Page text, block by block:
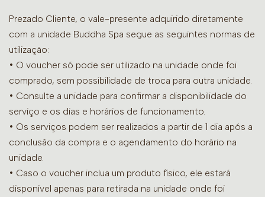
Prezado Cliente, o vale-presente adquirido diretamente
com a unidade Buddha Spa segue as seguintes normas de
utilização:
• O voucher só pode ser utilizado na unidade onde foi
comprado, sem possibilidade de troca para outra unidade.
• Consulte a unidade para confirmar a disponibilidade do
serviço e os dias e horários de funcionamento.
• Os serviços podem ser realizados a partir de 1 dia após a
conclusão da compra e o agendamento do horário na
unidade.
• Caso o voucher inclua um produto físico, ele estará
disponível apenas para retirada na unidade onde foi